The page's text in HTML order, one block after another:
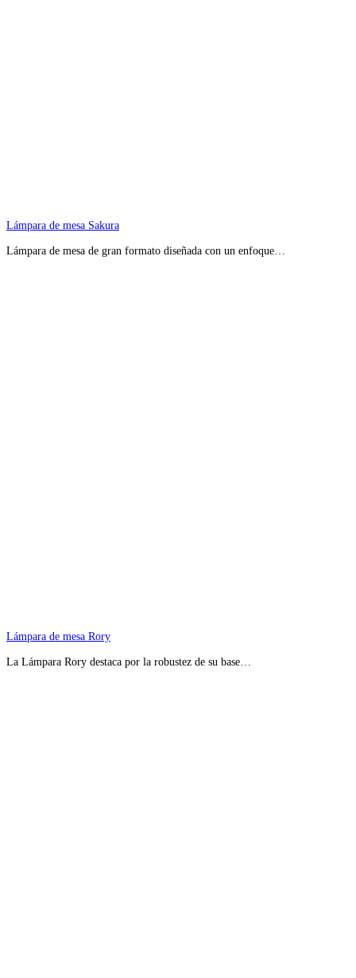
Lámpara de mesa Sakura
Lámpara de mesa de gran formato diseñada con un enfoque…
Lámpara de mesa Rory
La Lámpara Rory destaca por la robustez de su base…